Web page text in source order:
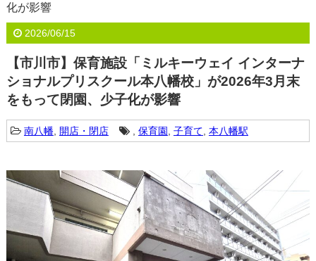
化が影響
2026/06/15
【市川市】保育施設「ミルキーウェイ インターナ
ショナルプリスクール本八幡校」が2026年3月末
をもって閉園、少子化が影響
南八幡, 開店・閉店 , 保育園 子育て 本八幡駅